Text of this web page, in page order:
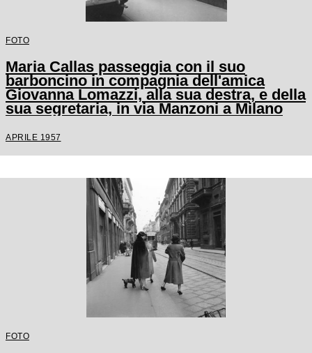
FOTO
Maria Callas passeggia con il suo
barboncino in compagnia dell'amica
Giovanna Lomazzi, alla sua destra, e della
sua segretaria, in via Manzoni a Milano
APRILE 1957
FOTO